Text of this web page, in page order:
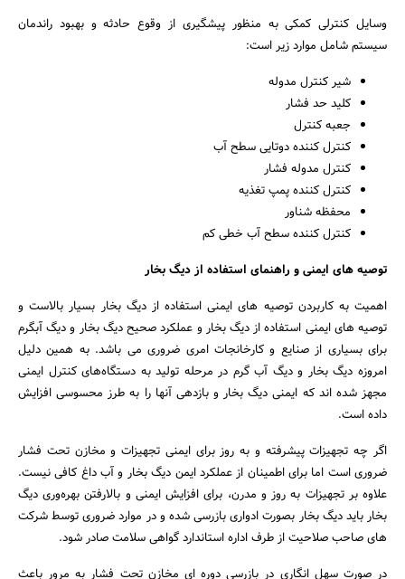
وسایل کنترلی کمکی به منظور پیشگیری از وقوع حادثه و بهبود راندمان
سیستم شامل موارد زیر است:
شیر کنترل مدوله
کلید حد فشار
جعبه کنترل
کنترل کننده دوتایی سطح آب
کنترل مدوله فشار
کنترل کننده پمپ تغذیه
محفظه شناور
کنترل کننده سطح آب خطی کم
توصیه های ایمنی و راهنمای استفاده از دیگ بخار
اهمیت به کاربردن توصیه های ایمنی استفاده از دیگ بخار بسیار بالاست و
توصیه های ایمنی استفاده از دیگ بخار و عملکرد صحیح دیگ بخار و دیگ آبگرم
برای بسیاری از صنایع و کارخانجات امری ضروری می باشد. به همین دلیل
امروزه دیگ بخار و دیگ آب گرم در مرحله تولید به دستگاه‌های کنترل ایمنی
مجهز شده اند که ایمنی دیگ بخار و بازدهی آنها را به طرز محسوسی افزایش
داده است.
اگر چه تجهیزات پیشرفته و به روز برای ایمنی تجهیزات و مخازن تحت فشار
ضروری است اما برای اطمینان از عملکرد ایمن دیگ بخار و آب داغ کافی نیست.
علاوه بر تجهیزات به روز و مدرن، برای افزایش ایمنی و بالارفتن بهره‌وری دیگ
بخار باید دیگ بخار بصورت ادواری بازرسی شده و در موارد ضروری توسط شرکت
های صاحب صلاحیت از طرف اداره استاندارد گواهی سلامت صادر شود.
در صورت سهل انگاری در بازرسی دوره ای مخازن تحت فشار به مرور باعث